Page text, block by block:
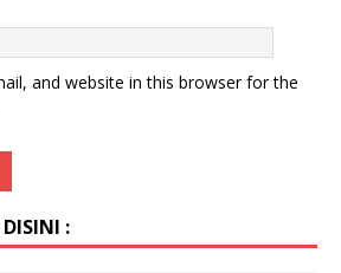
and website in this browser for the
: